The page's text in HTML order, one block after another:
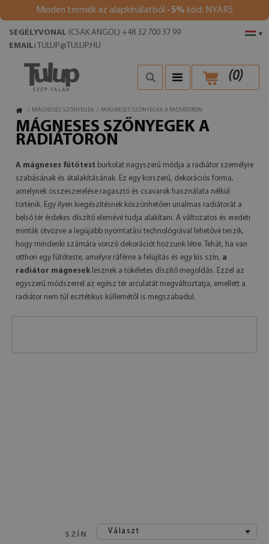
Minden termék az alapkínálatból -5% kód: NYAR5
▾
SEGÉLYVONAL (CSAK ANGOL) +48 32 700 37 99
EMAIL: TULUP@TULUP.HU
(0)
/ MÁGNESES SZŐNYEGEK / MÁGNESES SZŐNYEGEK A RADIÁTORON
MÁGNESES SZŐNYEGEK A
RADIÁTORON
A mágneses fűtőtest burkolat nagyszerű módja a radiátor személyre
szabásának és átalakításának. Ez egy korszerű, dekorációs forma,
amelynek összeszerelése ragasztó és csavarok használata nélkül
történik. Egy ilyen kiegészítésnek köszönhetően unalmas radiátorát a
belső tér érdekes díszítő elemévé tudja alakítani. A változatos és eredeti
minták ötvözve a legújabb nyomtatási technológiával lehetővé teszik,
hogy mindenki számára vonzó dekorációt hozzunk létre. Tehát, ha van
otthon egy fűtőteste, amelyre ráférne a felújítás és egy kis szín, a
radiátor mágnesek lesznek a tökéletes díszítő megoldás. Ezzel az
egyszerű módszerrel az egész tér arculatát megváltoztatja, emellett a
radiátor nem túl esztétikus küllemétől is megszabadul.
SZÍN Választ